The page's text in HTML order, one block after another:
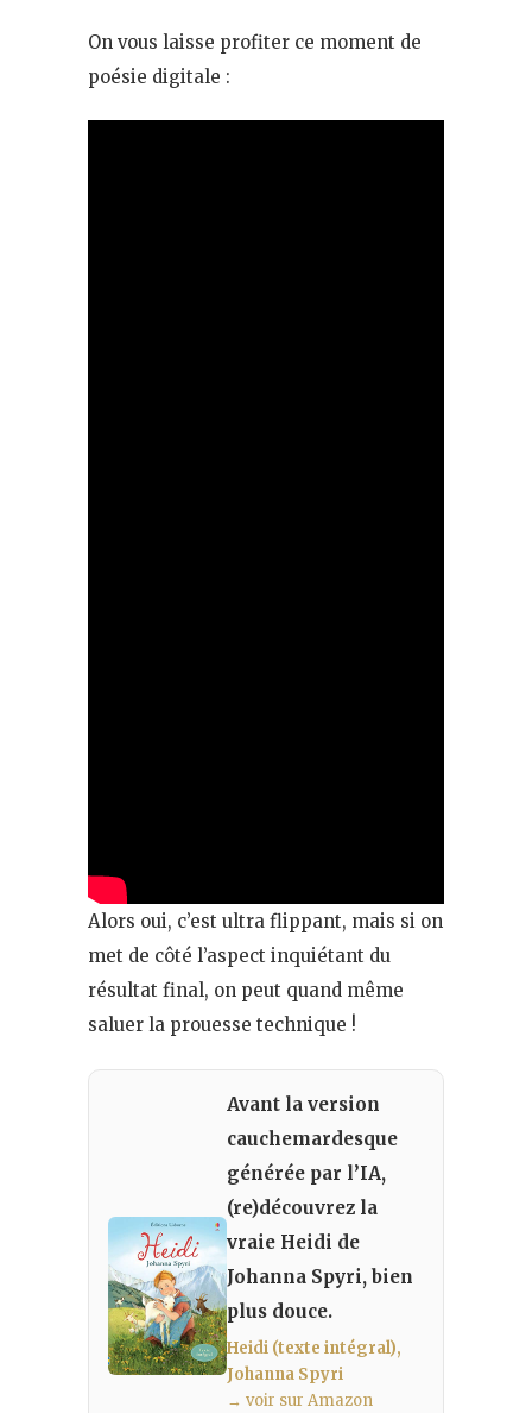
On vous laisse profiter ce moment de
poésie digitale :
Alors oui, c’est ultra flippant, mais si on
met de côté l’aspect inquiétant du
résultat final, on peut quand même
saluer la prouesse technique !
Avant la version
cauchemardesque
générée par l’IA,
(re)découvrez la
vraie Heidi de
Johanna Spyri, bien
plus douce.
Heidi (texte intégral),
Johanna Spyri
→ voir sur Amazon